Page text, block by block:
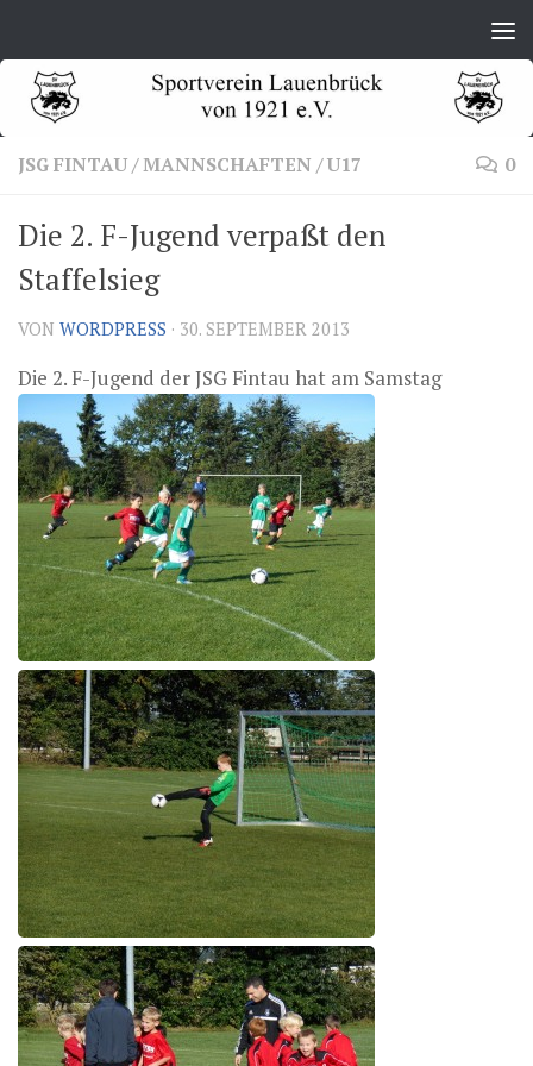
JSG FINTAU/MANNSCHAFTEN /U17 0
Die 2. F-Jugend verpaßt den
Staffelsieg
VON WORDPRESS · 30. SEPTEMBER 2013
Die 2. F-Jugend der JSG Fintau hat am Samstag